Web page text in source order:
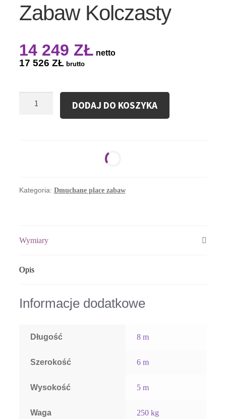
Zabaw Kolczasty
14 249 ZŁ netto
17 526 ZŁ brutto
DODAJ DO KOSZYKA
Kategoria: Dmuchane place zabaw
Wymiary
Opis
Informacje dodatkowe
Długość 8 m
Szerokość 6 m
Wysokość 5 m
Waga 250 kg